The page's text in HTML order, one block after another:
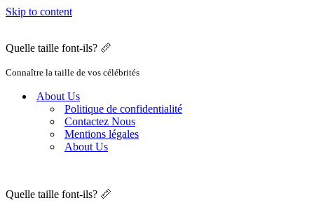
Skip to content
Quelle taille font-ils? 📏
Connaître la taille de vos célébrités
About Us
Politique de confidentialité
Contactez Nous
Mentions légales
About Us
Quelle taille font-ils? 📏